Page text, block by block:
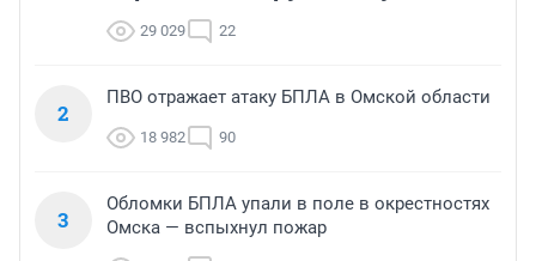
29 029 22
2
ПВО отражает атаку БПЛА в Омской области
18 982 90
3
Обломки БПЛА упали в поле в окрестностях
Омска — вспыхнул пожар